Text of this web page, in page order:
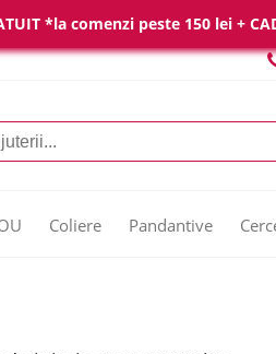
*la comenzi peste 150 lei +
Coliere Pandantive